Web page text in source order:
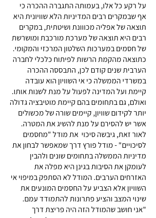
על רקע כל אלו, בעמותה התגברה ההכרה כי
אף שבמקרים רבים המדיניות הלא שוויונית היא
תוצאה של אפליה מכווונת ושיטתית, במקרים
רבים היא תוצאה של מערכת מורכבת ומושרשת
של חסמים במערכות השלטון המרכזי והמקומי.
כתוצאה מהקמת הרשות לפיתוח כלכלי לחברה
הערבית שנים קודם לכן, התבססה ההכרה
במשרדי הממשלה כי אי השוויון הוא עובדה
קיימת ועל המדינה לפעול על מנת לשנות אותו.
ואולם, גם בתחומים בהם קיימת מוטיבציה גדולה
יותר לקידום שוויון, קיימים שורה של מכשולים
אשר יש להסירם על מנת להשיג את המטרה.
לאור זאת, גיבשה סיכוי את מודל "מחסמים
לסיכויים" - מודל פורץ דרך שמאפשר לבחון את
מדיניות הממשלה בתחומים שונים ולהבין
לעומקן את הסיבות בגינן היא מפלה את
האזרחים הערבים. המודל לא הסתפק במיפוי אי
השוויון אלא הצביע על החסמים המונעים את
שינוי המצב והציע פתרונות להתמודד עמם.
"אני חושב שהמודל הזה היה פריצת דרך